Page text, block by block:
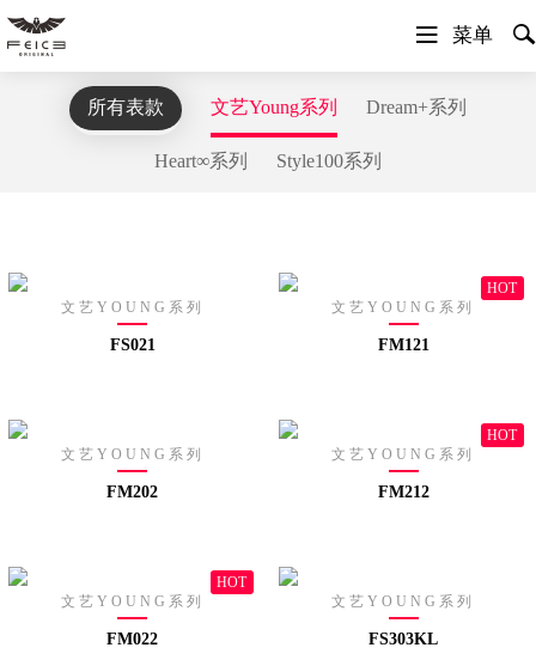
 菜单 
所有表款 文艺Young系列 Dream+系列
Heart∞系列 Style100系列
文艺YOUNG系列
FS021
HOT
文艺YOUNG系列
FM121
文艺YOUNG系列
FM202
HOT
文艺YOUNG系列
FM212
HOT
文艺YOUNG系列
FM022
文艺YOUNG系列
FS303KL